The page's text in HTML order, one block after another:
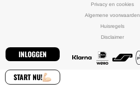
Privacy en cookies
Algemene voorwaarden
Huisregels
Disclaimer
INLOGGEN
START NU!